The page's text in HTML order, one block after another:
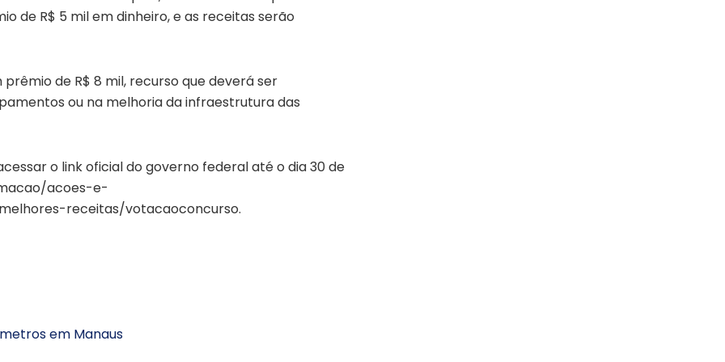
de R$ 5 mil em dinheiro, e as receitas serão
de R$ 8 mil, recurso que deverá ser
ou na melhoria da infraestrutura das
o link oficial do governo federal até o dia 30 de
acoes-e-
receitas/votacaoconcurso.
em Manaus